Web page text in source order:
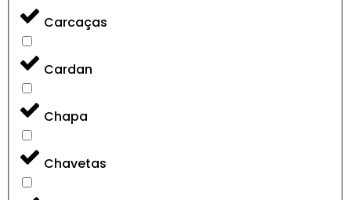
Carcaças
Cardan
Chapa
Chavetas